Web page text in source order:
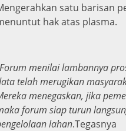
satu barisan
hak atas plasma.
Forum menilai lambannya
telah merugikan
menegaskan, jika
forum siap turun
lahan.Tegasnya